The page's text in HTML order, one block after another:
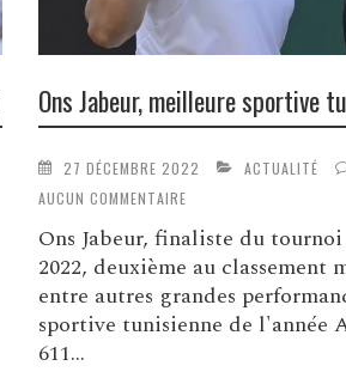
Ons Jabeur, meilleure sportive
27 DÉCEMBRE 2022
ACTUALITÉ
AUCUN COMMENTAIRE
Ons Jabeur, finaliste du
2022, deuxième au classement
entre autres grandes
sportive tunisienne de l'année
611...